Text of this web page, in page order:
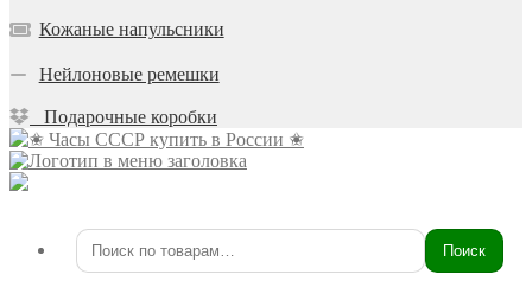
Кожаные напульсники
Нейлоновые ремешки
Подарочные коробки
Искать: Поиск